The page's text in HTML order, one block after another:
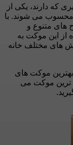
که دارند، یکی از
محسوب می شوند. با
های متنوع و
از این موکت به
های مختلف خانه
موکت های
ترین موکت می